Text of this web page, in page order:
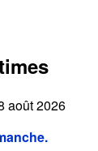
août 2026